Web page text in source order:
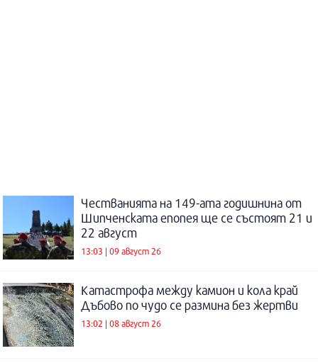
Честванията на 149-ата годишнина от
Шипченската епопея ще се състоят 21 и
22 август
13:03 | 09 август 26
Катастрофа между камион и кола край
Дъбово по чудо се размина без жертви
13:02 | 08 август 26